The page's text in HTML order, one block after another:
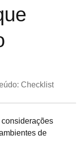
Checklist
de